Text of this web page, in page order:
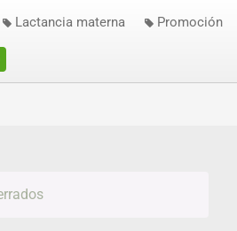
Lactancia materna Promoción